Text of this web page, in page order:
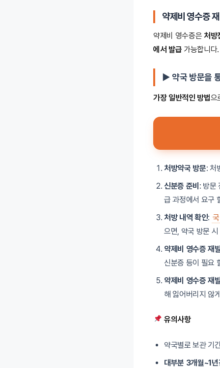
약제비 영수증
약제비 영수증은처방
에서 발급 가능합니다.
▶ 약국 방문을
가장 일반적인 방법으
처방약국 방문: 처
신분증 준비 : 방문
급 과정에서 요구
처방 내역 확인:
으면, 약국 방문
약제비 영수증 재
신분증 등이 필요
약제비 영수증 재
해 잃어버리지 않
유의사항
약국별로 보관 기
대부분 3개월~1